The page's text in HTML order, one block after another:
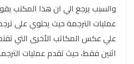
والسبب يرجع الي ان هذا المكتب
علي عكس المكاتب الأخرى التي
اثنين فقط، حيث تقدم عمليات